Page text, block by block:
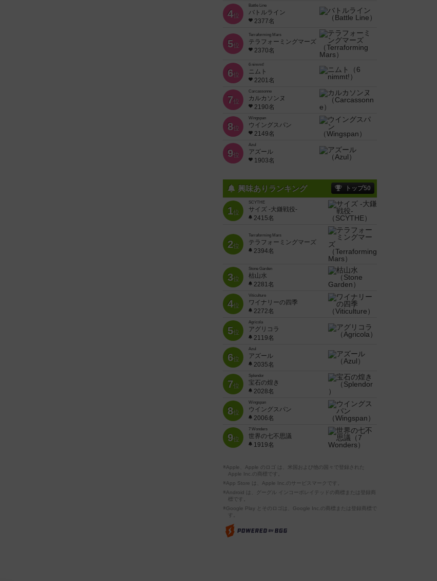
4位
Battle Line
バトルライン
2377名
5位
Terraforming Mars
テラフォーミングマーズ
2370名
6位
6 nimmt!
ニムト
2201名
7位
Carcassonne
カルカソンヌ
2190名
8位
Wingspan
ウイングスパン
2149名
9位
Azul
アズール
1903名
興味ありランキング トップ50
1位
SCYTHE
サイズ -大鎌戦役-
2415名
2位
Terraforming Mars
テラフォーミングマーズ
2394名
3位
Stone Garden
枯山水
2281名
4位
Viticulture
ワイナリーの四季
2272名
5位
Agricola
アグリコラ
2119名
6位
Azul
アズール
2035名
7位
Splendor
宝石の煌き
2028名
8位
Wingspan
ウイングスパン
2006名
9位
7 Wonders
世界の七不思議
1919名
※Apple、Apple のロゴ は、米国および他の国々で登録された
Apple Inc.の商標です。
※App Store は、Apple Inc.のサービスマークです。
※Android は、グーグル インコーポレイテッドの商標または登録商
標です。
※Google Play とそのロゴは、Google Inc.の商標または登録商標で
す。